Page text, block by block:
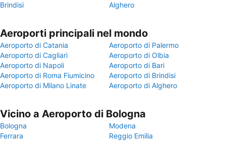
Brindisi
Alghero
Aeroporti principali nel mondo
Aeroporto di Catania
Aeroporto di Palermo
Aeroporto di Cagliari
Aeroporto di Olbia
Aeroporto di Napoli
Aeroporto di Bari
Aeroporto di Roma Fiumicino
Aeroporto di Brindisi
Aeroporto di Milano Linate
Aeroporto di Alghero
Vicino a Aeroporto di Bologna
Bologna
Modena
Ferrara
Reggio Emilia